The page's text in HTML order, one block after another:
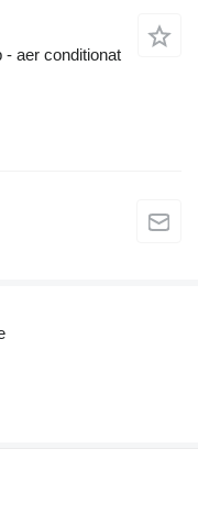
- aer conditionat